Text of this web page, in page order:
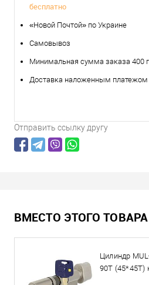
бесплатно
«Новой Почтой» по Украине
Самовывоз
Минимальная сумма заказа 400
Доставка наложенным платежом
Отправить ссылку другу
ВМЕСТО ЭТОГО
Цилиндр
90T (45*45T)